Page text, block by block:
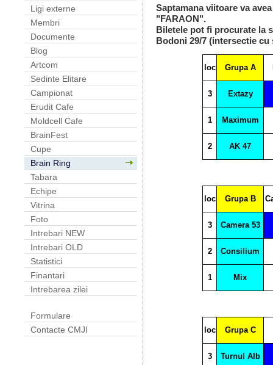
Ligi externe
Membri
Documente
Blog
Artcom
Sedinte Elitare
Campionat
Erudit Cafe
Moldcell Cafe
BrainFest
Cupe
Brain Ring
Tabara
Echipe
Vitrina
Foto
Intrebari NEW
Intrebari OLD
Statistici
Finantari
Intrebarea zilei
Formulare
Contacte CMJI
Saptamana viitoare va
"FARAON".
Biletele pot fi procurate la
Bodoni 29/7 (intersectie
loc Grupa A
3 Extazy
1 Maximum
2 AK 47
loc Grupa B
3 Camera 53
2 Consilium
1 Mix
loc Grupa C
3 Turnul Alb